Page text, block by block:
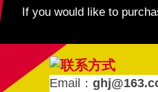
If you would like to
Email：